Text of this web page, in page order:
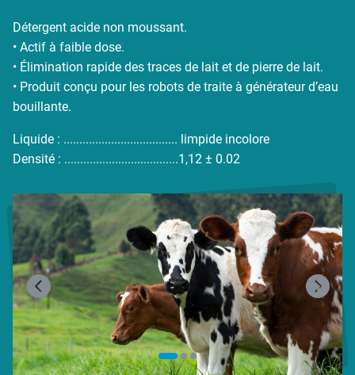
Détergent acide non moussant.
• Actif à faible dose.
• Élimination rapide des traces de lait et de pierre de lait.
• Produit conçu pour les robots de traite à générateur d’eau
bouillante.
Liquide : .................................... limpide incolore
Densité : ....................................1,12 ± 0.02